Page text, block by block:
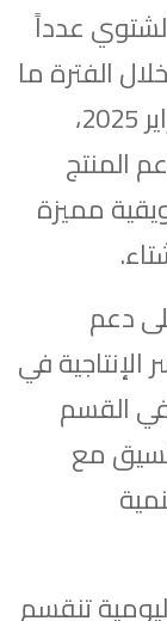
عدداً
الفترة ما
بين 21 نوفمبر 2024 وحتى 19 فبراير 2025،
المنتج
مميزة
دعم
الإنتاجية في
القسم
مع
تنقسم